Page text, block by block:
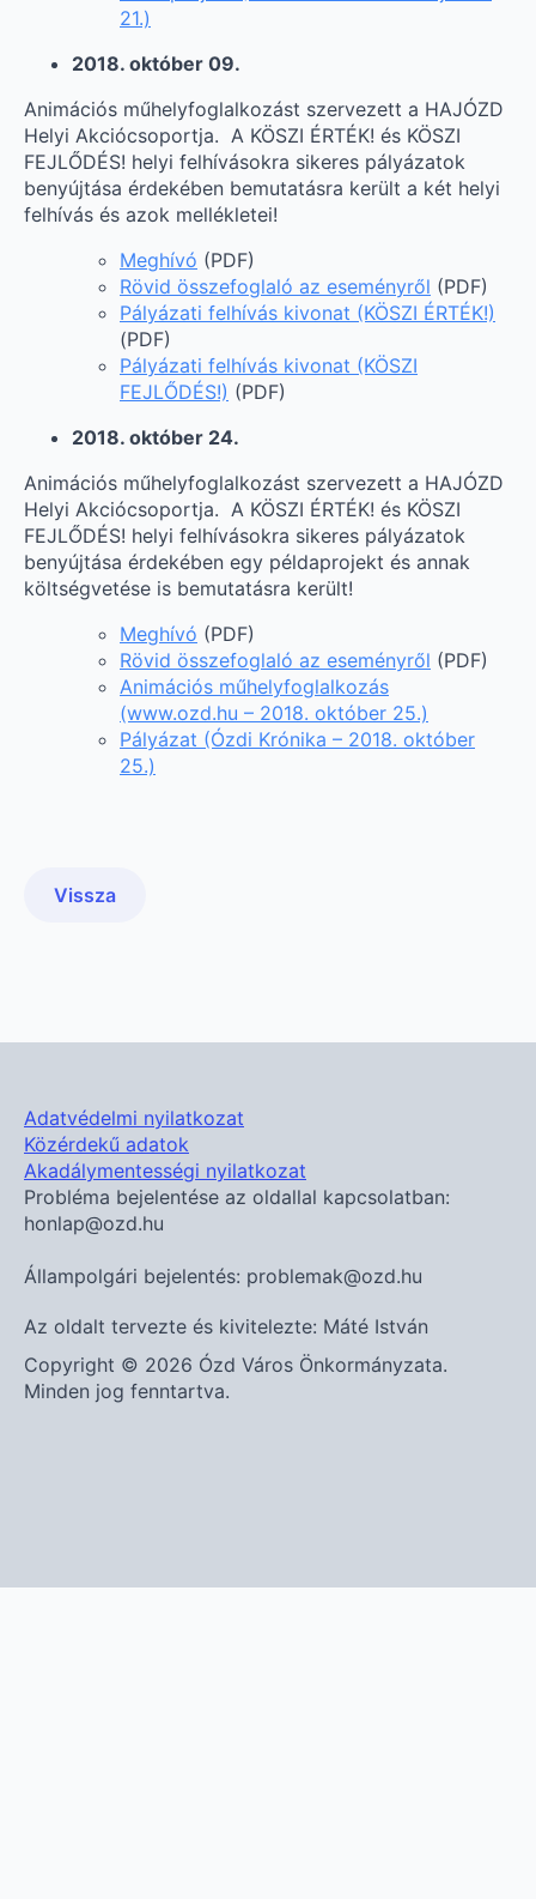
21.)
2018. október 09.
Animációs műhelyfoglalkozást szervezett a HAJÓZD
Helyi Akciócsoportja. A KÖSZI ÉRTÉK! és KÖSZI
FEJLŐDÉS! helyi felhívásokra sikeres pályázatok
benyújtása érdekében bemutatásra került a két helyi
felhívás és azok mellékletei!
Meghívó (PDF)
Rövid összefoglaló az eseményről (PDF)
Pályázati felhívás kivonat (KÖSZI ÉRTÉK!)
(PDF)
Pályázati felhívás kivonat (KÖSZI
FEJLŐDÉS!) (PDF)
2018. október 24.
Animációs műhelyfoglalkozást szervezett a HAJÓZD
Helyi Akciócsoportja. A KÖSZI ÉRTÉK! és KÖSZI
FEJLŐDÉS! helyi felhívásokra sikeres pályázatok
benyújtása érdekében egy példaprojekt és annak
költségvetése is bemutatásra került!
Meghívó (PDF)
Rövid összefoglaló az eseményről (PDF)
Animációs műhelyfoglalkozás
(www.ozd.hu – 2018. október 25.)
Pályázat (Ózdi Krónika – 2018. október
25.)
Vissza
Adatvédelmi nyilatkozat
Közérdekű adatok
Akadálymentességi nyilatkozat
Probléma bejelentése az oldallal kapcsolatban:
honlap@ozd.hu
Állampolgári bejelentés: problemak@ozd.hu
Az oldalt tervezte és kivitelezte: Máté István
Copyright © 2026 Ózd Város Önkormányzata.
Minden jog fenntartva.